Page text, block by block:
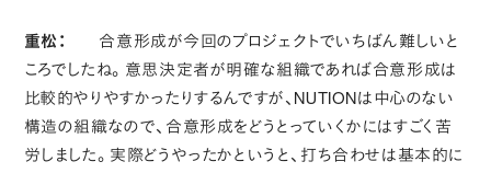
重松：
合意形成が今回のプロジェクトでいちばん難しいと
ころでしたね。意思決定者が明確な組織であれば合意形成は
比較的やりやすかったりするんですが、NUTIONは中心のない
構造の組織なので、合意形成をどうとっていくかにはすごく苦
労しました。実際どうやったかというと、打ち合わせは基本的に